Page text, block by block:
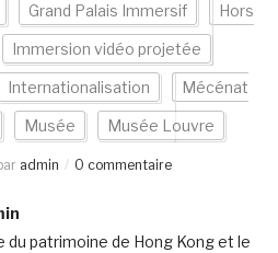
Grand Palais Immersif Hors
Immersion vidéo projetée
Internationalisation Mécénat
Musée Musée Louvre
admin 0 commentaire
du patrimoine de Hong Kong et le